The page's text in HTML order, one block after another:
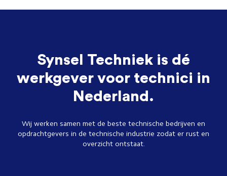
Synsel Techniek is dé
werkgever voor technici in
Nederland.
Wij werken samen met de beste technische bedrijven en
opdrachtgevers in de technische industrie zodat er rust en
overzicht ontstaat.